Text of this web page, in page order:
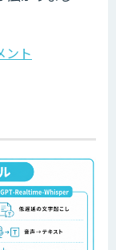
ント